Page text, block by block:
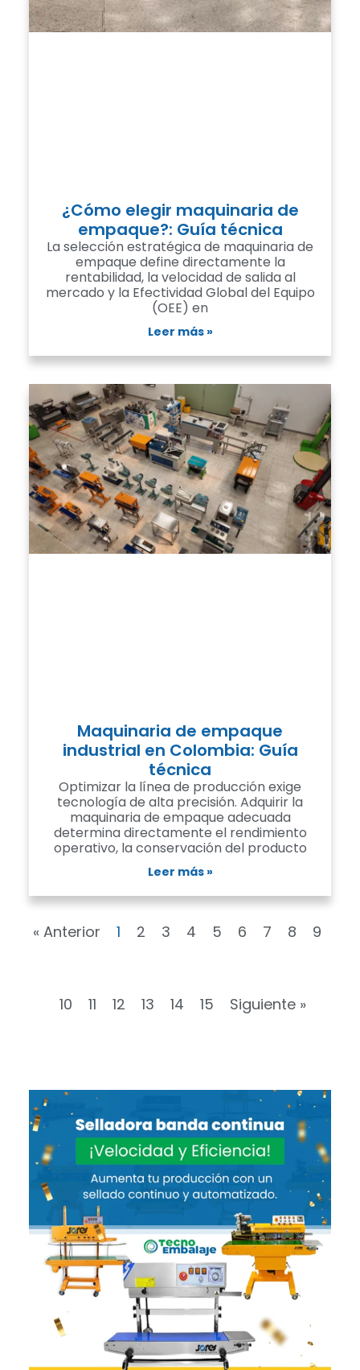
¿Cómo elegir maquinaria de
empaque?: Guía técnica
La selección estratégica de maquinaria de
empaque define directamente la
rentabilidad, la velocidad de salida al
mercado y la Efectividad Global del Equipo
(OEE) en
Leer más »
Maquinaria de empaque
industrial en Colombia: Guía
técnica
Optimizar la línea de producción exige
tecnología de alta precisión. Adquirir la
maquinaria de empaque adecuada
determina directamente el rendimiento
operativo, la conservación del producto
Leer más »
« Anterior 1 2 3 4 5 6 7 8 9
10 11 12 13 14 15 Siguiente »